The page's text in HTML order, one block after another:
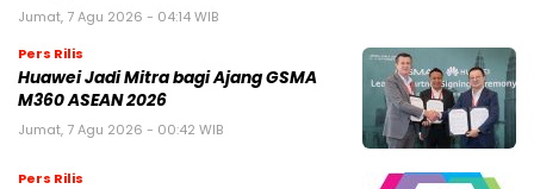
Jumat, 7 Agu 2026 - 04:14 WIB
Pers Rilis
Huawei Jadi Mitra bagi Ajang GSMA
M360 ASEAN 2026
Jumat, 7 Agu 2026 - 00:42 WIB
Pers Rilis